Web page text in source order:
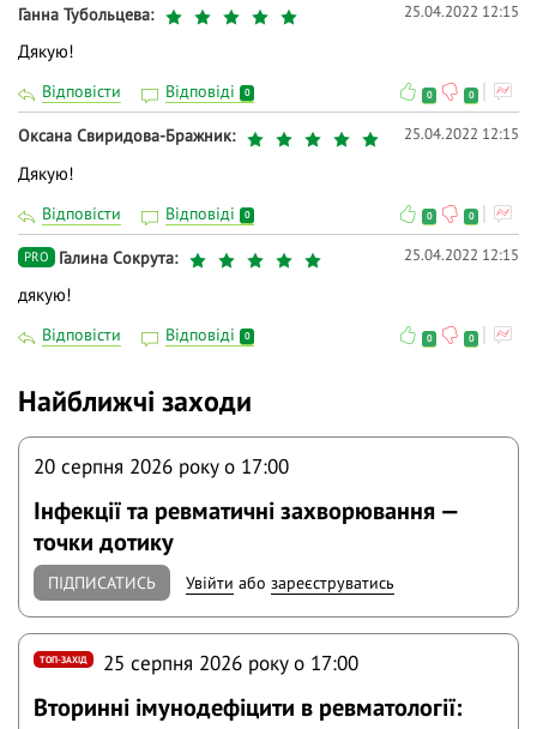
Ганна Тубольцева 25.04.2022 12:15
Дякую!
Відповісти Відповіді 0 0 0
Оксана Свиридова-Бражник 25.04.2022 12:15
Дякую!
Відповісти Відповіді 0 0 0
PRO Галина Сокрута 25.04.2022 12:15
дякую!
Відповісти Відповіді 0 0 0
Найближчі заходи
20 серпня 2026 року o 17:00
Інфекції та ревматичні захворювання —
точки дотику
ПІДПИСАТИСЬ Увійти абозареєструватись
ТОП-ЗАХІД 25 серпня 2026 року o 17:00
Вторинні імунодефіцити в ревматології: